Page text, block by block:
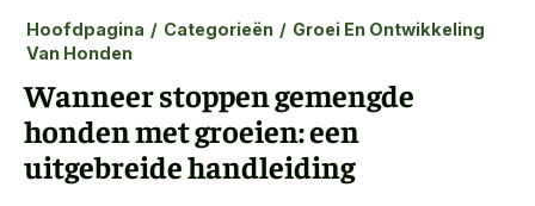
Hoofdpagina / Categorieën / Groei En Ontwikkeling
Van Honden
Wanneer stoppen gemengde
honden met groeien: een
uitgebreide handleiding